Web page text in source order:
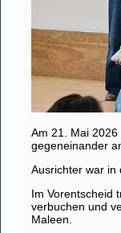
Am 21. Mai
gegeneinander
Ausrichter war in
Im Vorentscheid
verbuchen und
Maleen.